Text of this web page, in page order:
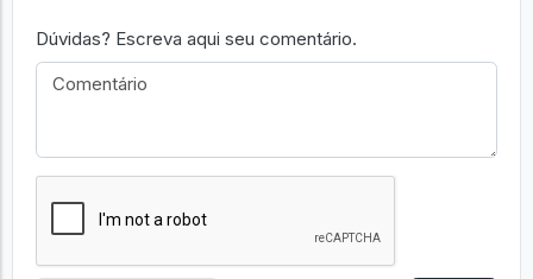
Dúvidas? Escreva aqui seu comentário.